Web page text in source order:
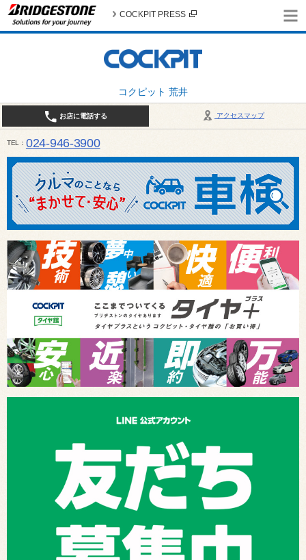
コクピット 荒井
COCKPIT PRESS
アクセスマップ
お店に電話する
TEL 024-946-3900
平日 9:30～19:00 日・祝日 9:30～18:00 / 定休日：毎週火曜日・繁忙期（4月・12月）を除
ご確認ください。